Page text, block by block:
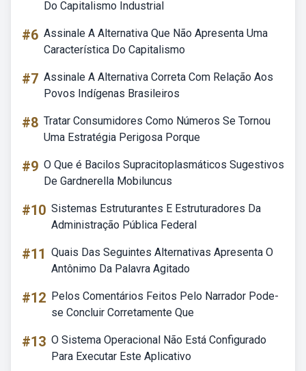
Do Capitalismo Industrial
#6 Assinale A Alternativa Que Não Apresenta Uma
Característica Do Capitalismo
#7 Assinale A Alternativa Correta Com Relação Aos
Povos Indígenas Brasileiros
#8 Tratar Consumidores Como Números Se Tornou
Uma Estratégia Perigosa Porque
#9 O Que é Bacilos Supracitoplasmáticos Sugestivos
De Gardnerella Mobiluncus
#10 Sistemas Estruturantes E Estruturadores Da
Administração Pública Federal
#11 Quais Das Seguintes Alternativas Apresenta O
Antônimo Da Palavra Agitado
#12 Pelos Comentários Feitos Pelo Narrador Pode-
se Concluir Corretamente Que
#13 O Sistema Operacional Não Está Configurado
Para Executar Este Aplicativo